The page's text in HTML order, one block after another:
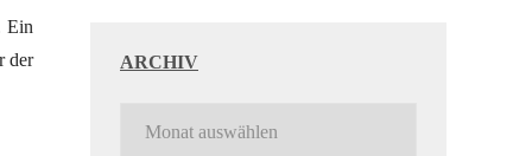
Ein
der
ARCHIV